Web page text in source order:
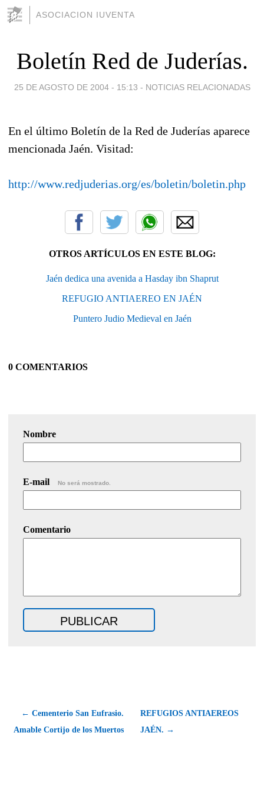
ASOCIACION IUVENTA
Boletín Red de Juderías.
25 DE AGOSTO DE 2004 - 15:13 - NOTICIAS RELACIONADAS
En el último Boletín de la Red de Juderías aparece
mencionada Jaén. Visitad:
http://www.redjuderias.org/es/boletin/boletin.php
OTROS ARTÍCULOS EN ESTE BLOG:
Jaén dedica una avenida a Hasday ibn Shaprut
REFUGIO ANTIAEREO EN JAÉN
Puntero Judio Medieval en Jaén
0 COMENTARIOS
Nombre
E-mail No será mostrado.
Comentario
← Cementerio San Eufrasio.
Amable Cortijo de los Muertos
REFUGIOS ANTIAEREOS
JAÉN. →